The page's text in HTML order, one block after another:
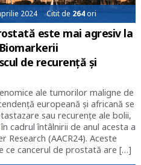
2024 Citit de 264ori
este mai agresiv la
de recurență și
ale tumorilor maligne de
europeană și africană se
sau recurenţe ale bolii,
cadrul întâlnirii de anul acesta a
Research (AACR24). Aceste
ce cancerul de prostată are […]